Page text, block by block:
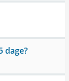
dage?